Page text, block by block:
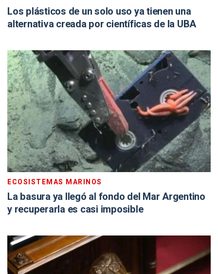
Los plásticos de un solo uso ya tienen una
alternativa creada por científicas de la UBA
ECOSISTEMAS MARINOS
La basura ya llegó al fondo del Mar Argentino
y recuperarla es casi imposible